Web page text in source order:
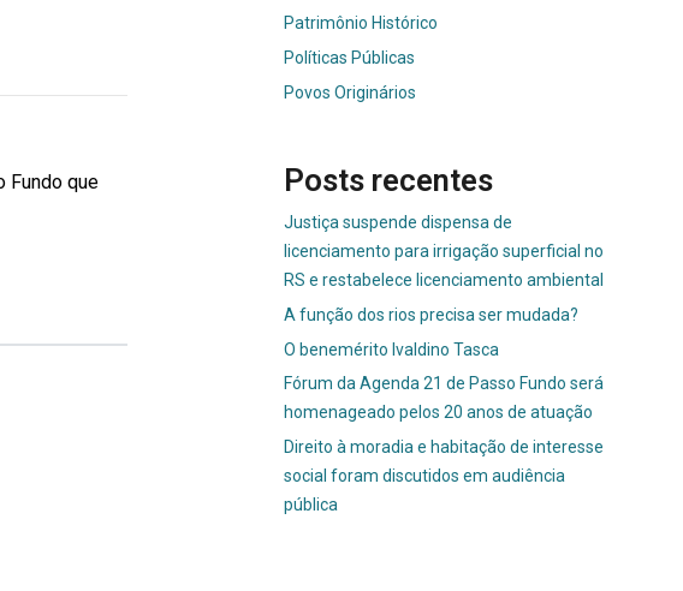
Fundo que
Patrimônio Histórico
Políticas Públicas
Povos Originários
Posts recentes
Justiça suspende dispensa de
licenciamento para irrigação superficial no
RS e restabelece licenciamento ambiental
A função dos rios precisa ser mudada?
O benemérito Ivaldino Tasca
Fórum da Agenda 21 de Passo Fundo será
homenageado pelos 20 anos de atuação
Direito à moradia e habitação de interesse
social foram discutidos em audiência
pública